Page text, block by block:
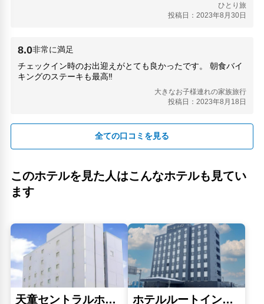
山形城(12.44km)
山形恭堂館(12.73km)
山形県商工会(13.14km)
霞城公園(12.47km)
霞城公園(山形城跡)(12.47km)
ひとり旅
投稿日：2023年8月30日
8.0非常に満足
チェックイン時のお出迎えがとても良かったです。 朝食バイ
キングのステーキも最高‼️
大きなお子様連れの家族旅行
投稿日：2023年8月18日
全ての口コミを見る
このホテルを見た人はこんなホテルも見てい
ます